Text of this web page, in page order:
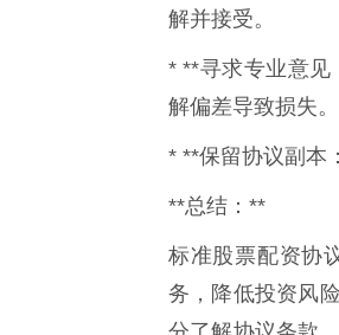
解并接受。
* **寻求专业意见
解偏差导致损失。
* **保留协议副本
**总结：**
标准股票配资协
务，降低投资风